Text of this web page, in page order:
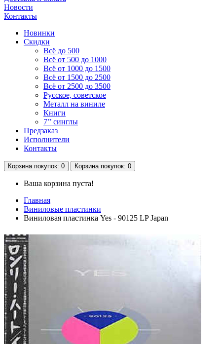
Новости
Контакты
Новинки
Скидки
Всё до 500
Всё от 500 до 1000
Всё от 1000 до 1500
Всё от 1500 до 2500
Всё от 2500 до 3500
Русское, советское
Металл на виниле
Книги
7’’ синглы
Предзаказ
Исполнители
Контакты
Корзина покупок: 0 Корзина покупок: 0
Ваша корзина пуста!
Главная
Виниловые пластинки
Виниловая пластинка Yes ‎- 90125 LP Japan